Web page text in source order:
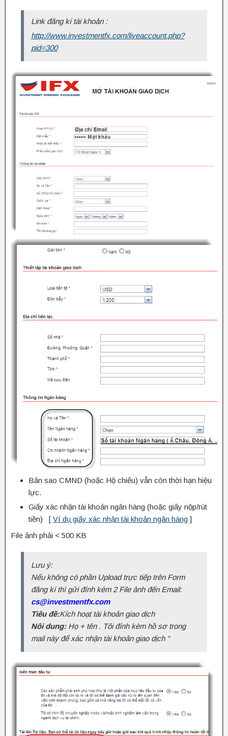
Link đăng kí tài khoản :
http://www.investmentfx.com/liveaccount.php?
pid=300
Bản sao CMND (hoặc Hộ chiếu) vẫn còn thời hạn hiệu
lực.
Giấy xác nhận tài khoản ngân hàng (hoặc giấy nộp/rút
tiền) [ Ví dụ giấy xác nhận tài khoản ngân hàng ]
File ảnh phải < 500 KB
Lưu ý:
Nếu không có phần Upload trực tiếp trên Form
đăng kí thì gửi đính kèm 2 File ảnh đến Email:
cs@investmentfx.com
Tiêu đề:Kích hoạt tài khoản giao dịch
Nôi dung:Họ + tên . Tôi đính kèm hồ sơ trong
mail này để xác nhận tài khoản giao dịch “